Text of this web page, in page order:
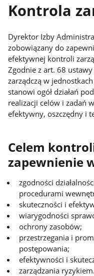
Kontrola
Dyrektor Izby
zobowiązany do
efektywnej kontroli
Zgodnie z art. 68
zarządczą w
stanowi ogół działań
realizacji celów i zadań
efektywny, oszczędny i
Celem
zapewnienie
zgodności
procedurami
skuteczności i
wiarygodności
ochrony zasobów;
przestrzegania i
postępowania;
efektywności i
zarządzania ryzykiem.